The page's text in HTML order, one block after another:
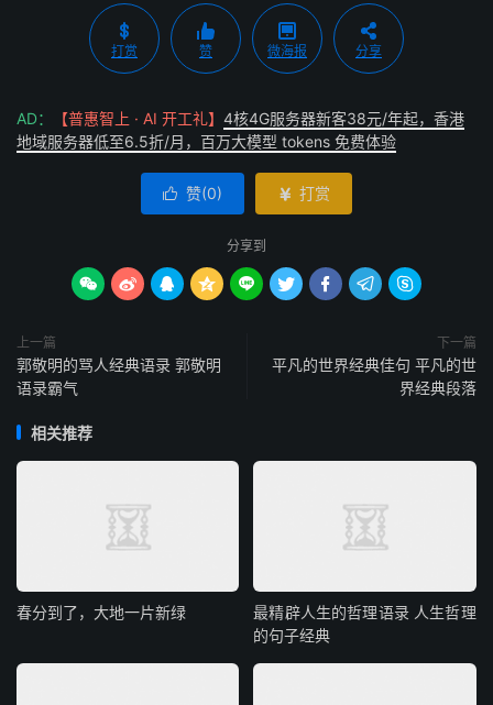
打赏 赞 微海报 分享
AD： 【普惠智上 · AI 开工礼】 4核4G服务器新客38元/年起，香港
地域服务器低至6.5折/月，百万大模型 tokens 免费体验
 赞(0)  打赏
分享到
        
上一篇
郭敬明的骂人经典语录 郭敬明
语录霸气
下一篇
平凡的世界经典佳句 平凡的世
界经典段落
相关推荐
春分到了，大地一片新绿
最精辟人生的哲理语录 人生哲理
的句子经典